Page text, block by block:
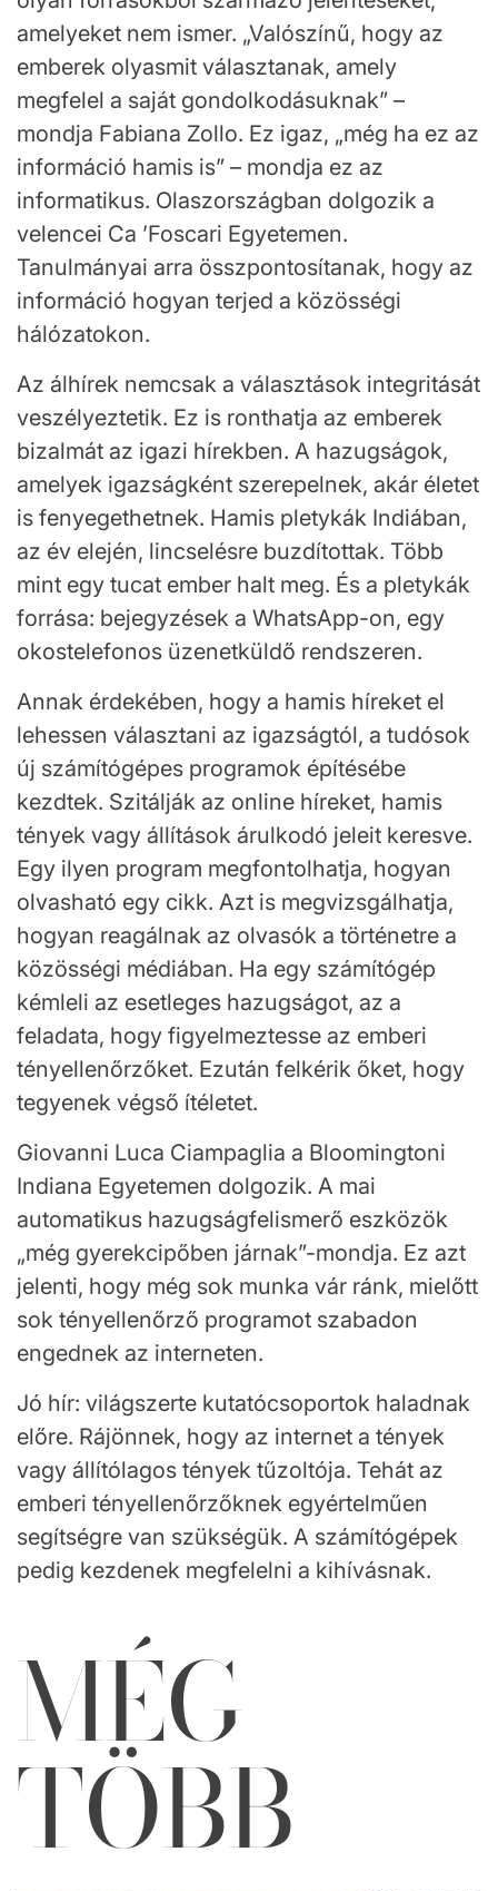
amelyeket nem ismer. „Valószínű, hogy az
emberek olyasmit választanak, amely
megfelel a saját gondolkodásuknak” –
mondja Fabiana Zollo. Ez igaz, „még ha ez az
információ hamis is” – mondja ez az
informatikus. Olaszországban dolgozik a
velencei Ca ’Foscari Egyetemen.
Tanulmányai arra összpontosítanak, hogy az
információ hogyan terjed a közösségi
hálózatokon.
Az álhírek nemcsak a választások integritását
veszélyeztetik. Ez is ronthatja az emberek
bizalmát az igazi hírekben. A hazugságok,
amelyek igazságként szerepelnek, akár életet
is fenyegethetnek. Hamis pletykák Indiában,
az év elején, lincselésre buzdítottak. Több
mint egy tucat ember halt meg. És a pletykák
forrása: bejegyzések a WhatsApp-on, egy
okostelefonos üzenetküldő rendszeren.
Annak érdekében, hogy a hamis híreket el
lehessen választani az igazságtól, a tudósok
új számítógépes programok építésébe
kezdtek. Szitálják az online híreket, hamis
tények vagy állítások árulkodó jeleit keresve.
Egy ilyen program megfontolhatja, hogyan
olvasható egy cikk. Azt is megvizsgálhatja,
hogyan reagálnak az olvasók a történetre a
közösségi médiában. Ha egy számítógép
kémleli az esetleges hazugságot, az a
feladata, hogy figyelmeztesse az emberi
tényellenőrzőket. Ezután felkérik őket, hogy
tegyenek végső ítéletet.
Giovanni Luca Ciampaglia a Bloomingtoni
Indiana Egyetemen dolgozik. A mai
automatikus hazugságfelismerő eszközök
„még gyerekcipőben járnak”-mondja. Ez azt
jelenti, hogy még sok munka vár ránk, mielőtt
sok tényellenőrző programot szabadon
engednek az interneten.
Jó hír: világszerte kutatócsoportok haladnak
előre. Rájönnek, hogy az internet a tények
vagy állítólagos tények tűzoltója. Tehát az
emberi tényellenőrzőknek egyértelműen
segítségre van szükségük. A számítógépek
pedig kezdenek megfelelni a kihívásnak.
MÉG
TÖBB